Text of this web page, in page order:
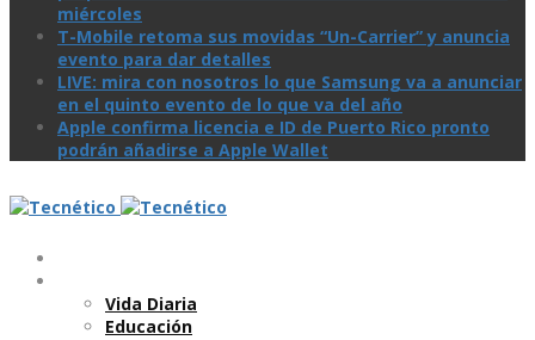
miércoles
T-Mobile retoma sus movidas “Un-Carrier” y anuncia
evento para dar detalles
LIVE: mira con nosotros lo que Samsung va a anunciar
en el quinto evento de lo que va del año
Apple confirma licencia e ID de Puerto Rico pronto
podrán añadirse a Apple Wallet
Vida Diaria
Educación